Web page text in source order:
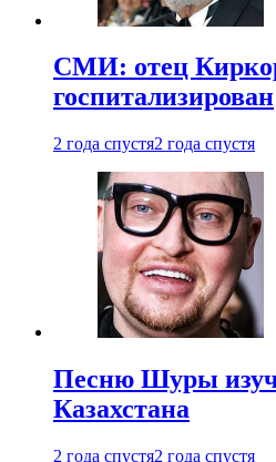
СМИ: отец
госпитализирован
2 года спустя2 года спустя
Песню Шуры
Казахстана
2 года спустя2 года спустя